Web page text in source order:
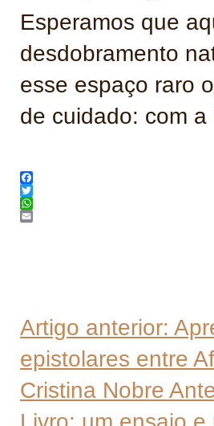
Esperamos que
desdobramento
esse espaço raro
de cuidado: com
Facebook
Twitter
WhatsApp
Artigo anterior:
epistolares entre
Cristina Nobre